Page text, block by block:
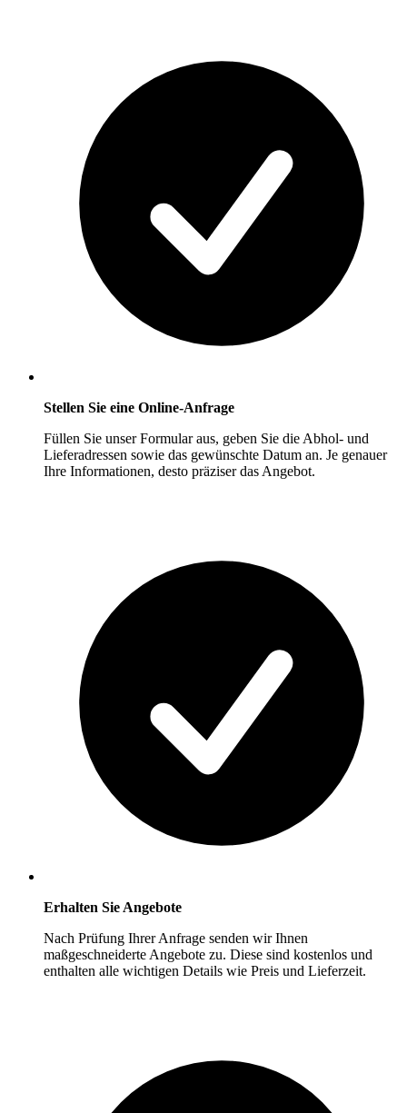
Stellen Sie eine Online-Anfrage
Füllen Sie unser Formular aus, geben Sie die Abhol- und
Lieferadressen sowie das gewünschte Datum an. Je genauer
Ihre Informationen, desto präziser das Angebot.
Erhalten Sie Angebote
Nach Prüfung Ihrer Anfrage senden wir Ihnen
maßgeschneiderte Angebote zu. Diese sind kostenlos und
enthalten alle wichtigen Details wie Preis und Lieferzeit.